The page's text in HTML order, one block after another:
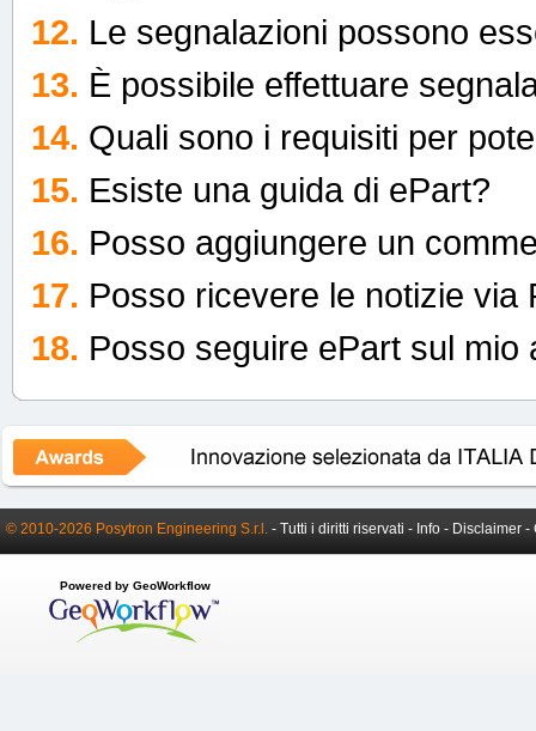
12. Le segnalazioni possono
13. È possibile effettuare
14. Quali sono i requisiti per
15. Esiste una guida di ePart?
16. Posso aggiungere un
17. Posso ricevere le notizie via
18. Posso seguire ePart sul mio
© 2010-2026 Posytron Engineering S.r.l. - Tutti i diritti riservati - Info - Disclaimer -
Powered by GeoWorkflow